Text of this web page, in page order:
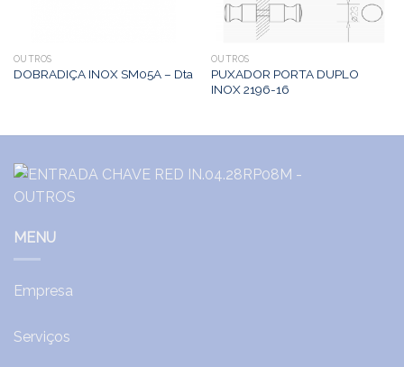
OUTROS
DOBRADIÇA INOX SM05A – Dta
OUTROS
PUXADOR PORTA DUPLO
INOX 2196-16
MENU
Empresa
Serviços